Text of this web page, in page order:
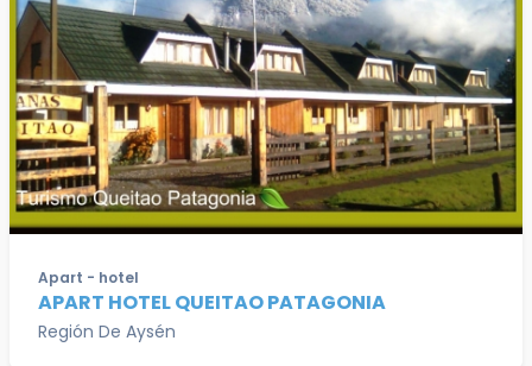
Apart - hotel
APART HOTEL QUEITAO PATAGONIA
Región De Aysén